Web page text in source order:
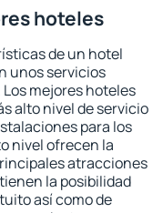
hoteles
de un hotel
unos servicios
mejores hoteles
alto nivel de servicio
para los
nivel ofrecen la
atracciones
la posibilidad
así como de